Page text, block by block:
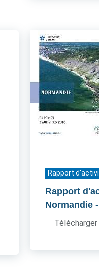
Rapport
Rapport
Normandie